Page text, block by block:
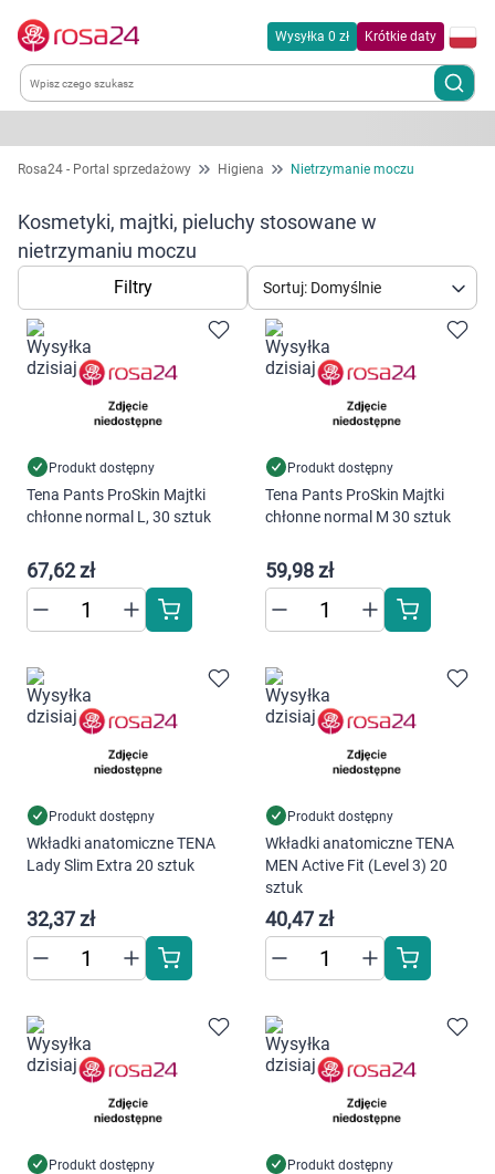
Wysyłka 0 zł Krótkie daty
Kategorie
Chemia gospodarcza
Dla zwierząt
Dom i ogród
Zdrowie
Dziecko
Kosmetyki
Mężczyzna
Zdrowy styl życia
Sprzęt medyczny
Grupy produktowe
Marki
Rosa24 - Portal sprzedażowy Higiena Nietrzymanie moczu
Kosmetyki, majtki, pieluchy stosowane w
nietrzymaniu moczu
Filtry Sortuj: Domyślnie
Produkt dostępny
Tena Pants ProSkin Majtki
chłonne normal L, 30 sztuk
67,62 zł
Produkt dostępny
Tena Pants ProSkin Majtki
chłonne normal M 30 sztuk
59,98 zł
Produkt dostępny
Wkładki anatomiczne TENA
Lady Slim Extra 20 sztuk
32,37 zł
Produkt dostępny
Wkładki anatomiczne TENA
MEN Active Fit (Level 3) 20
sztuk
40,47 zł
Produkt dostępny Produkt dostępny